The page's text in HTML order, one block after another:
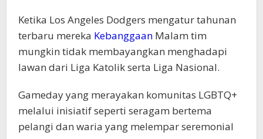
|
|
KoranPrioritas.com
Ketika Los Angeles Dodgers mengatur tahunan
terbaru mereka Kebanggaan Malam tim
mungkin tidak membayangkan menghadapi
lawan dari Liga Katolik serta Liga Nasional.
Gameday yang merayakan komunitas LGBTQ+
melalui inisiatif seperti seragam bertema
pelangi dan waria yang melempar seremonial